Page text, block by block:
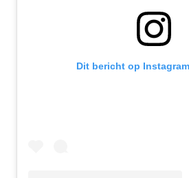
Dit bericht op